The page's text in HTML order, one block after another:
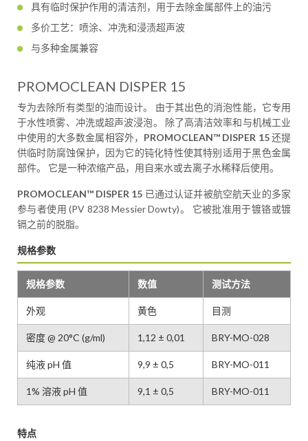
具有临时保护作用的清洁剂，用于去除金属部件上的油污
多价工艺：喷涂、冲洗和浸渍超声波
与多种金属兼容
PROMOCLEAN DISPER 15
专为去除所有类型的油而设计。 由于其出色的消泡性能，它专用
于水性喷雾、冲洗或超声波浸泡。 除了高清洁效率和与机械工业
中使用的大多数金属相容外， PROMOCLEAN™ DISPER 15还提
供临时防腐蚀保护，因为它的钝化特性使其特别适用于黑色金属
部件。 它是一种浓缩产品，用自来水或去离子水稀释后使用。
PROMOCLEAN™ DISPER 15 已通过认证并被航空航天业的多家
参与者使用 (PV 8238 Messier Dowty)。 它被批准用于镀铬或镀
镉之前的脱脂。
规格参数
规格参数 数值 测试方法
外观 黄色 目测
密度 @ 20°C (g/ml) 1,12 ± 0,01 BRY-MO-028
纯液 pH 值 9,9 ± 0,5 BRY-MO-011
1% 溶液 pH 值 9,1 ± 0,5 BRY-MO-011
特点